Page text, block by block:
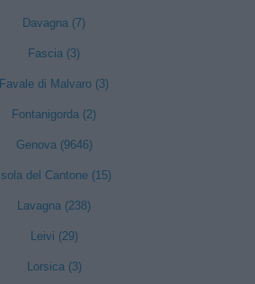
Davagna (7)
Fascia (3)
Favale di Malvaro (3)
Fontanigorda (2)
Genova (9646)
Isola del Cantone (15)
Lavagna (238)
Leivi (29)
Lorsica (3)